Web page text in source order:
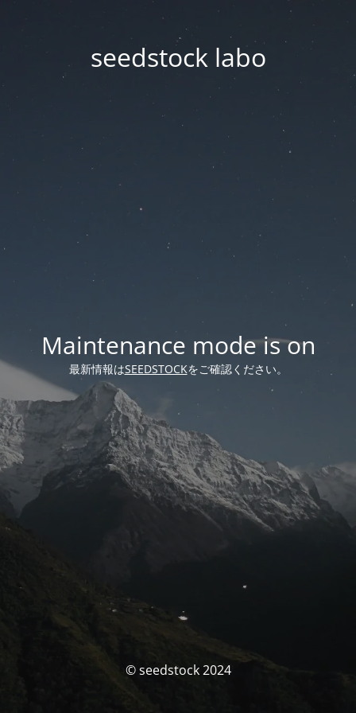
seedstock labo
Maintenance mode is on
最新情報はSEEDSTOCKをご確認ください。
© seedstock 2024